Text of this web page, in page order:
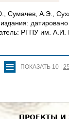
Сумачев, А.Э.,
РГПУ им. А.И.
ПОКАЗАТЬ 10
ПРОЕКТЫ И